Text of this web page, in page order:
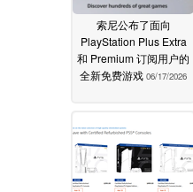
索尼公布了面向
PlayStation Plus Extra
和 Premium 订阅用户的
全新免费游戏 06/17/2026